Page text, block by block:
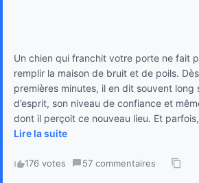
Un chien qui franchit votre porte ne fait
remplir la maison de bruit et de poils.
premières minutes, il en dit souvent long
d’esprit, son niveau de confiance et
dont il perçoit ce nouveau lieu. Et
Lire la suite
176 votes · 57 commentaires ·